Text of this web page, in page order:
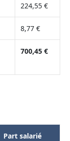
224,55 €
8,77 €
700,45 €
Part salarié